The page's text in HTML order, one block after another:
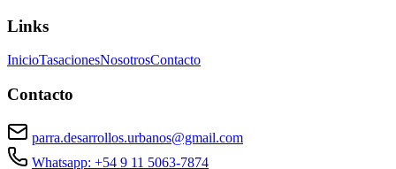
Links
InicioTasacionesNosotrosContacto
Contacto
parra.desarrollos.urbanos@gmail.com
Whatsapp: +54 9 11 5063-7874